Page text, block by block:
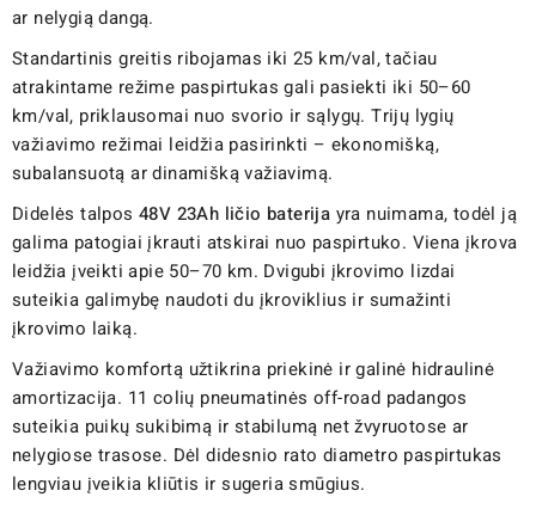
ar nelygią dangą.
Standartinis greitis ribojamas iki 25 km/val, tačiau
atrakintame režime paspirtukas gali pasiekti iki 50–60
km/val, priklausomai nuo svorio ir sąlygų. Trijų lygių
važiavimo režimai leidžia pasirinkti – ekonomišką,
subalansuotą ar dinamišką važiavimą.
Didelės talpos 48V 23Ah ličio baterija yra nuimama, todėl ją
galima patogiai įkrauti atskirai nuo paspirtuko. Viena įkrova
leidžia įveikti apie 50–70 km. Dvigubi įkrovimo lizdai
suteikia galimybę naudoti du įkroviklius ir sumažinti
įkrovimo laiką.
Važiavimo komfortą užtikrina priekinė ir galinė hidraulinė
amortizacija. 11 colių pneumatinės off-road padangos
suteikia puikų sukibimą ir stabilumą net žvyruotose ar
nelygiose trasose. Dėl didesnio rato diametro paspirtukas
lengviau įveikia kliūtis ir sugeria smūgius.